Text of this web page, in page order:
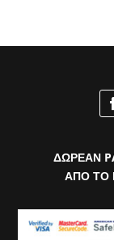
ΔΩΡΕΑΝ
ΑΠΟ ΤΟ